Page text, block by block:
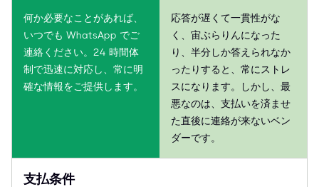
何か必要なことがあれば、
いつでも WhatsApp でご
連絡ください。24 時間体
制で迅速に対応し、常に明
確な情報をご提供します。
応答が遅くて一貫性がな
く、宙ぶらりんになった
り、半分しか答えられなか
ったりすると、常にストレ
スになります。しかし、最
悪なのは、支払いを済ませ
た直後に連絡が来ないベン
ダーです。
支払条件